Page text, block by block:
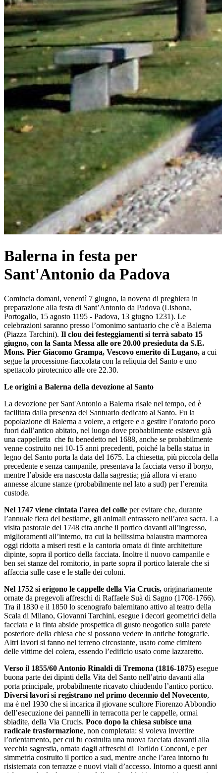
Balerna in festa per
Sant'Antonio da Padova
Comincia domani, venerdì 7 giugno, la novena di preghiera in
preparazione alla festa di Sant’Antonio da Padova (Lisbona,
Portogallo, 15 agosto 1195 - Padova, 13 giugno 1231). Le
celebrazioni saranno presso l’omonimo santuario che c'è a Balerna
(Piazza Tarchini). Il clou dei festeggiamenti si terrà sabato 15
giugno, con la Santa Messa alle ore 20.00 presieduta da S.E.
Mons. Pier Giacomo Grampa, Vescovo emerito di Lugano, a cui
segue la processione-fiaccolata con la reliquia del Santo e uno
spettacolo pirotecnico alle ore 22.30.
Le origini a Balerna della devozione al Santo
La devozione per Sant'Antonio a Balerna risale nel tempo, ed è
facilitata dalla presenza del Santuario dedicato al Santo. Fu la
popolazione di Balerna a volere, a erigere e a gestire l’oratorio poco
fuori dall’antico abitato, nel luogo dove probabilmente esisteva già
una cappelletta che fu benedetto nel 1688, anche se probabilmente
venne costruito nei 10-15 anni precedenti, poiché la bella statua in
legno del Santo porta la data del 1675. La chiesetta, più piccola della
precedente e senza campanile, presentava la facciata verso il borgo,
mentre l’abside era nascosta dalla sagrestia; già allora vi erano
annesse alcune stanze (probabilmente nel lato a sud) per l’eremita
custode.
Nel 1747 viene cintata l’area del colle per evitare che, durante
l’annuale fiera del bestiame, gli animali entrassero nell’area sacra. La
visita pastorale del 1748 cita anche il portico davanti all’ingresso,
miglioramenti all’interno, tra cui la bellissima balaustra marmorea
oggi ridotta a miseri resti e la cantoria ornata di finte architetture
dipinte, sopra il portico della facciata. Inoltre il nuovo campanile e
ben sei stanze del romitorio, in parte sopra il portico laterale che si
affaccia sulle case e le stalle dei coloni.
Nel 1752 si erigono le cappelle della Via Crucis, originariamente
ornate da pregevoli affreschi di Raffaele Suà di Sagno (1708-1766).
Tra il 1830 e il 1850 lo scenografo balernitano attivo al teatro della
Scala di Milano, Giovanni Tarchini, esegue i decori geometrici della
facciata e la finta abside prospettica di gusto neogotico sulla parete
posteriore della chiesa che si possono vedere in antiche fotografie.
Altri lavori si fanno nel terreno circostante, usato come cimitero
delle vittime del colera, essendo l’edificio usato come lazzaretto.
Verso il 1855/60 Antonio Rinaldi di Tremona (1816-1875) esegue
buona parte dei dipinti della Vita del Santo nell’atrio davanti alla
porta principale, probabilmente ricavato chiudendo l’antico portico.
Diversi lavori si registrano nel primo decennio del Novecento,
ma è nel 1930 che si incarica il giovane scultore Fiorenzo Abbondio
dell’esecuzione dei pannelli in terracotta per le cappelle, ormai
sbiadite, della Via Crucis. Poco dopo la chiesa subisce una
radicale trasformazione, non completata: si voleva invertire
l’orientamento, per cui fu costruita una nuova facciata davanti alla
vecchia sagrestia, ornata dagli affreschi di Torildo Conconi, e per
simmetria costruito il portico a sud, mentre anche l’area intorno fu
risistemata con terrazze e nuovi viali d’accesso. Intorno a questi anni